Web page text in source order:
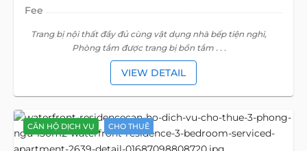
Fee
Trang bị nội thất đầy đủ cùng vật dụng nhà bếp tiện nghi,
Phòng tắm được trang bị bồn tắm . . .
VIEW DETAIL
CĂN HỘ DỊCH VỤ CHO THUÊ